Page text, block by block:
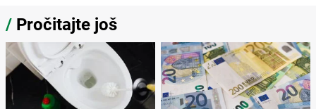
/ Pročitajte još